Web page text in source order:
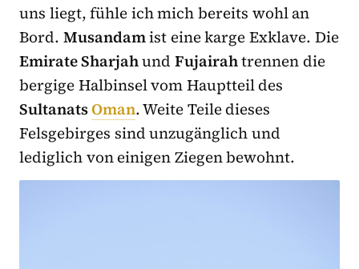
uns liegt, fühle ich mich bereits wohl an
Bord. Musandamist eine karge Exklave. Die
Emirate Sharjahund Fujairahtrennen die
bergige Halbinsel vom Hauptteil des
SultanatsOman. Weite Teile dieses
Felsgebirges sind unzugänglich und
lediglich von einigen Ziegen bewohnt.